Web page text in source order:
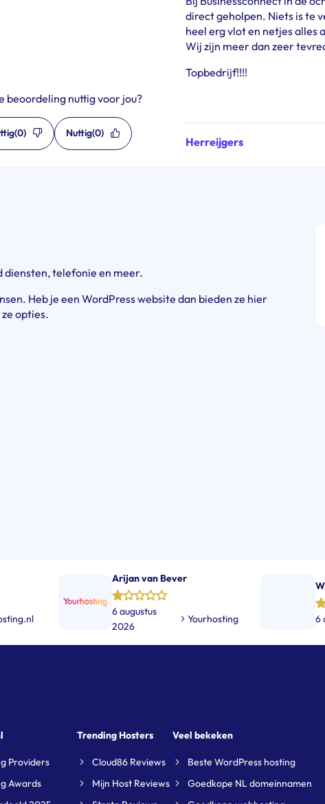
direct geholpen. Niets is te
heel erg vlot en netjes alles
Wij zijn meer dan zeer
Topbedrijf!!!!
Herreijgers
beoordeling nuttig voor jou?
(0) Nuttig(0)
diensten, telefonie en meer.
Heb je een WordPress website dan bieden ze hier
opties.
Arijan van Bever
6 augustus
2026
Yourhosting 6
Providers
Awards
Trending Hosters
Cloud86 Reviews
Mijn Host Reviews
Veel bekeken
Beste WordPress hosting
Goedkope NL domeinnamen